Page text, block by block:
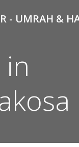
to
- UMRAH &